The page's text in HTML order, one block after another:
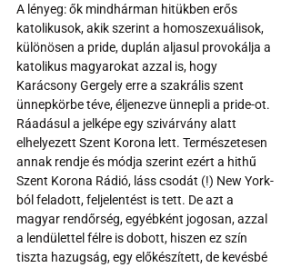
A lényeg: ők mindhárman hitükben erős
katolikusok, akik szerint a homoszexuálisok,
különösen a pride, duplán aljasul provokálja a
katolikus magyarokat azzal is, hogy
Karácsony Gergely erre a szakrális szent
ünnepkörbe téve, éljenezve ünnepli a pride-ot.
Ráadásul a jelképe egy szivárvány alatt
elhelyezett Szent Korona lett. Természetesen
annak rendje és módja szerint ezért a hithű
Szent Korona Rádió, láss csodát (!) New York-
ból feladott, feljelentést is tett. De azt a
magyar rendőrség, egyébként jogosan, azzal
a lendülettel félre is dobott, hiszen ez szín
tiszta hazugság, egy előkészített, de kevésbé